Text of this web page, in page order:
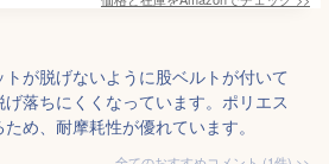
が脱げないように股ベルトが付いて
落ちにくくなっています。ポリエス
め、耐摩耗性が優れています。